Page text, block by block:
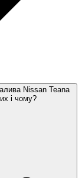
Nissan Teana
і чому?